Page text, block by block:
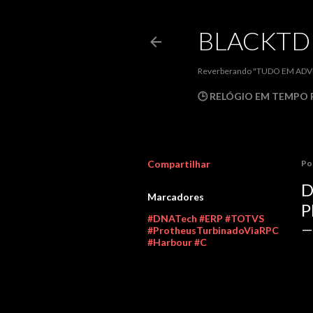
Reverberando "TUDO EM
🕒 RELÓGIO EM TEMPO
Compartilhar
Marcadores
#DNATech #ERP #TOTVS
#ProtheusTurbinadoViaRPC
#Harbour #C